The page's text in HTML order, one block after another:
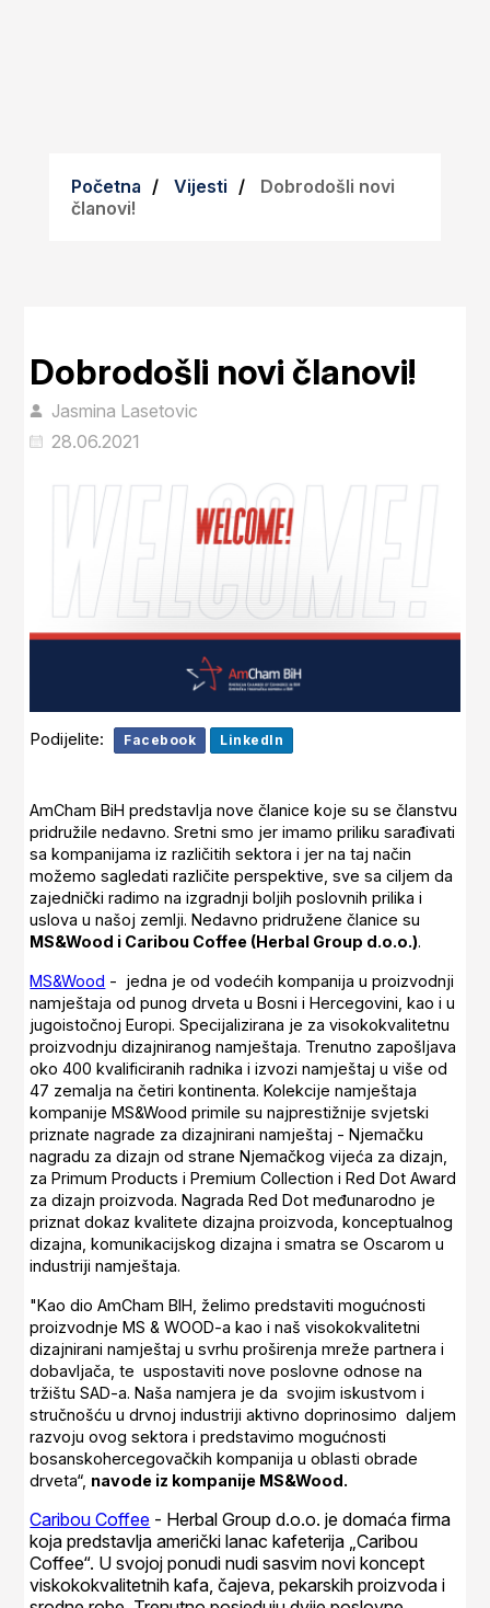
Početna Vijesti
Dobrodošli novi
članovi!
Dobrodošli novi članovi!
Jasmina Lasetovic
28.06.2021
Podijelite: Facebook LinkedIn
AmCham BiH predstavlja nove članice koje su se članstvu
pridružile nedavno. Sretni smo jer imamo priliku sarađivati
sa kompanijama iz različitih sektora i jer na taj način
možemo sagledati različite perspektive, sve sa ciljem da
zajednički radimo na izgradnji boljih poslovnih prilika i
uslova u našoj zemlji. Nedavno pridružene članice su
MS&Wood i Caribou Coffee (Herbal Group d.o.o.).
MS&Wood - jedna je od vodećih kompanija u proizvodnji
namještaja od punog drveta u Bosni i Hercegovini, kao i u
jugoistočnoj Europi. Specijalizirana je za visokokvalitetnu
proizvodnju dizajniranog namještaja. Trenutno zapošljava
oko 400 kvalificiranih radnika i izvozi namještaj u više od
47 zemalja na četiri kontinenta. Kolekcije namještaja
kompanije MS&Wood primile su najprestižnije svjetski
priznate nagrade za dizajnirani namještaj - Njemačku
nagradu za dizajn od strane Njemačkog vijeća za dizajn,
za Primum Products i Premium Collection i Red Dot Award
za dizajn proizvoda. Nagrada Red Dot međunarodno je
priznat dokaz kvalitete dizajna proizvoda, konceptualnog
dizajna, komunikacijskog dizajna i smatra se Oscarom u
industriji namještaja.
"Kao dio AmCham BIH, želimo predstaviti mogućnosti
proizvodnje MS & WOOD-a kao i naš visokokvalitetni
dizajnirani namještaj u svrhu proširenja mreže partnera i
dobavljača, te uspostaviti nove poslovne odnose na
tržištu SAD-a. Naša namjera je da svojim iskustvom i
stručnošću u drvnoj industriji aktivno doprinosimo daljem
razvoju ovog sektora i predstavimo mogućnosti
bosanskohercegovačkih kompanija u oblasti obrade
drveta“, navode iz kompanije MS&Wood.
Caribou Coffee - Herbal Group d.o.o. je domaća firma
koja predstavlja američki lanac kafeterija „Caribou
Coffee“. U svojoj ponudi nudi sasvim novi koncept
viskokokvalitetnih kafa, čajeva, pekarskih proizvoda i